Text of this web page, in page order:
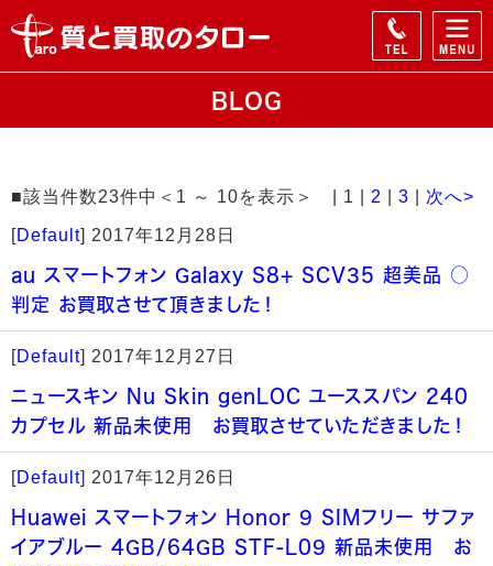
BLOG
■該当件数23件中＜1 ～ 10を表示＞ | 1 | 2 3 次へ>
[Default] 2017年12月28日
au スマートフォン Galaxy S8+ SCV35 超美品 ○
判定 お買取させて頂きました！
[Default] 2017年12月27日
ニュースキン Nu Skin genLOC ユーススパン 240
カプセル 新品未使用 お買取させていただきました！
[Default] 2017年12月26日
Huawei スマートフォン Honor 9 SIMフリー サファ
イアブルー 4GB/64GB STF-L09 新品未使用 お